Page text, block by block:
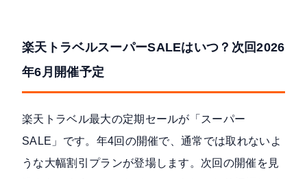
楽天トラベルスーパーSALEはいつ？次回2026
年6月開催予定
楽天トラベル最大の定期セールが「スーパー
SALE」です。年4回の開催で、通常では取れないよ
うな大幅割引プランが登場します。次回の開催を見